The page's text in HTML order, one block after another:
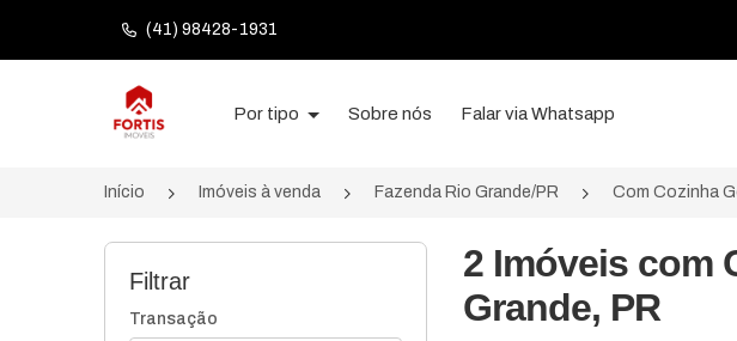
(41) 98428-1931
Página inicial
Por tipo Sobre nós Falar via Whatsapp
Início Imóveis à venda Fazenda Rio Grande/PR Com Cozinha
Filtrar
Transação
2 Imóveis com
Grande, PR